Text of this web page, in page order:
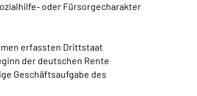
oder Fürsorgecharakter
erfassten Drittstaat
der deutschen Rente
Geschäftsaufgabe des